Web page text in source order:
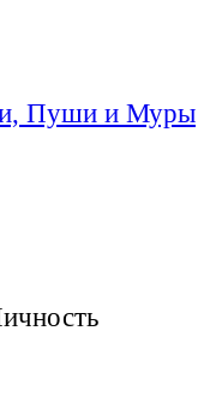
Пуши и Муры